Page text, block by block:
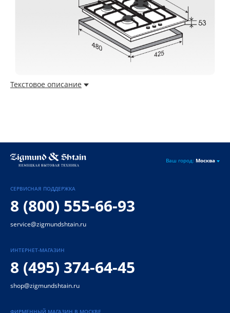
Текстовое описание
Ваш город: Москва
СЕРВИСНАЯ ПОДДЕРЖКА
8 (800) 555-66-93
service@zigmundshtain.ru
ИНТЕРНЕТ-МАГАЗИН
8 (495) 374-64-45
shop@zigmundshtain.ru
ФИРМЕННЫЙ МАГАЗИН В МОСКВЕ